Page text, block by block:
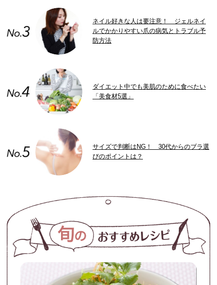
ネイル好きな人は要注意！ ジェルネイ
ルでかかりやすい爪の病気とトラブル予
防方法
ダイエット中でも美肌のために食べたい
「美食材5選」
サイズで判断はNG！ 30代からのブラ選
びのポイントは？